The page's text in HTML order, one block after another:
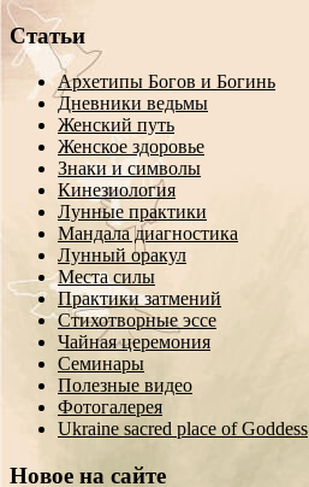
Статьи
Архетипы Богов и Богинь
Дневники ведьмы
Женский путь
Женское здоровье
Знаки и символы
Кинезиология
Лунные практики
Мандала диагностика
Лунный оракул
Места силы
Практики затмений
Стихотворные эссе
Чайная церемония
Семинары
Полезные видео
Фотогалерея
Ukraine sacred place of Goddess
Новое на сайте